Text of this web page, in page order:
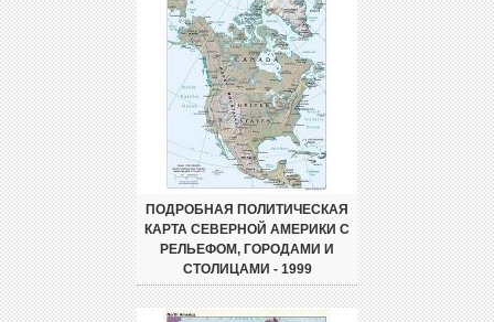
ПОДРОБНАЯ ПОЛИТИЧЕСКАЯ
КАРТА СЕВЕРНОЙ АМЕРИКИ С
РЕЛЬЕФОМ, ГОРОДАМИ И
СТОЛИЦАМИ - 1999